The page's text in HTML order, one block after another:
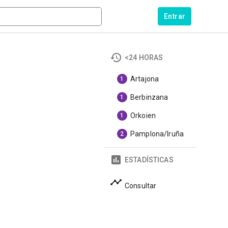
Entrar
<24 HORAS
1 Artajona
1 Berbinzana
1 Orkoien
2 Pamplona/Iruña
ESTADÍSTICAS
Consultar